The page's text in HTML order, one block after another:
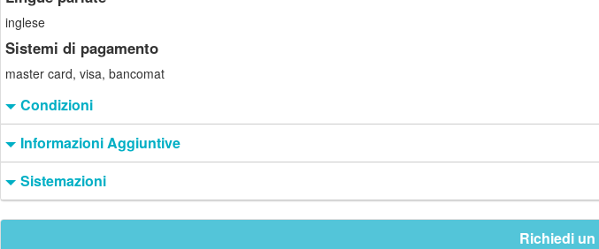
inglese
Sistemi di pagamento
master card, visa, bancomat
Condizioni
Informazioni Aggiuntive
Sistemazioni
Richiedi